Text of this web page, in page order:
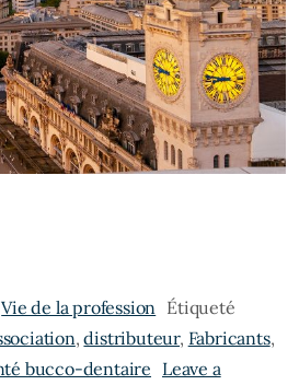
Générale du COMIDENT –
Vie de la profession Étiqueté
,distributeur, Fabricants,
bucco-dentaire Leave a